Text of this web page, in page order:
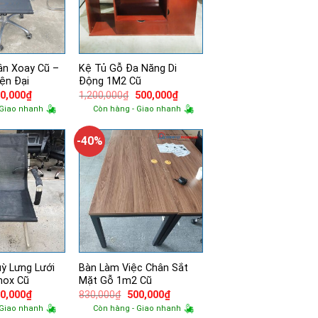
Xoay Cũ –
Đại
₫Giá
hiện
tại
500,000₫.
nhanh
Kệ Tủ Gỗ Đa Năng Di
Động 1M2 Cũ
1,200,000₫ Giá
gốc
là:
500,000₫Giá
hiện
tại
500,000₫.
Còn hàng - Giao nhanh
Lưng Lưới
Cũ
₫Giá
hiện
tại
nhanh
-40%
Bàn Làm Việc Chân Sắt
Mặt Gỗ 1m2 Cũ
830,000₫ Giá
gốc
là:
500,000₫Giá
hiện
tại
Còn hàng - Giao nhanh